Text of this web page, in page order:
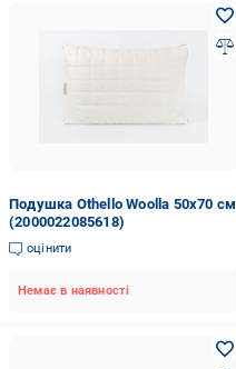
Подушка Othello Woolla 50х70 см
(2000022085618)
оцінити
Немає в наявності